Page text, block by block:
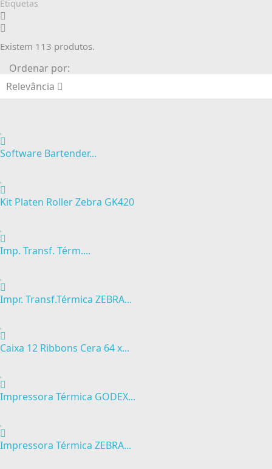
Etiquetas
Existem 113 produtos.
Ordenar por:
Relevância
Software Bartender...
Kit Platen Roller Zebra GK420
Imp. Transf. Térm....
Impr. Transf.Térmica ZEBRA...
Caixa 12 Ribbons Cera 64 x...
Impressora Térmica GODEX...
Impressora Térmica ZEBRA...